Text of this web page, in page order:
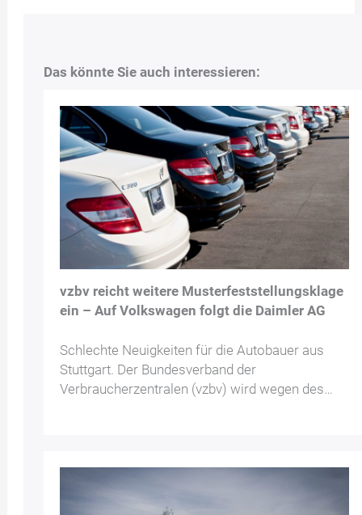
Das könnte Sie auch interessieren:
vzbv reicht weitere Musterfeststellungsklage
ein – Auf Volkswagen folgt die Daimler AG
Schlechte Neuigkeiten für die Autobauer aus
Stuttgart. Der Bundesverband der
Verbraucherzentralen (vzbv) wird wegen des…